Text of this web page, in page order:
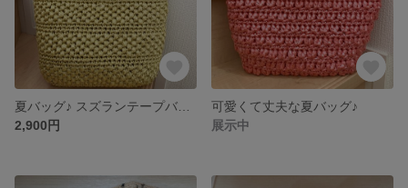
2,900円
可愛くて丈夫な夏バッグ♪
展示中